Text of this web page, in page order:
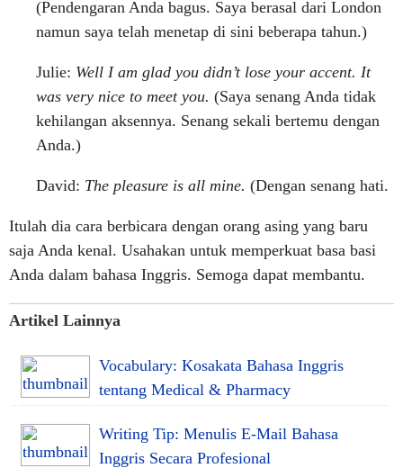
(Pendengaran Anda bagus. Saya berasal dari London
namun saya telah menetap di sini beberapa tahun.)
Julie: Well I am glad you didn’t lose your accent. It
was very nice to meet you. (Saya senang Anda tidak
kehilangan aksennya. Senang sekali bertemu dengan
Anda.)
David: The pleasure is all mine. (Dengan senang hati.
Itulah dia cara berbicara dengan orang asing yang baru
saja Anda kenal. Usahakan untuk memperkuat basa basi
Anda dalam bahasa Inggris. Semoga dapat membantu.
Artikel Lainnya
Vocabulary: Kosakata Bahasa Inggris
tentang Medical & Pharmacy
Writing Tip: Menulis E-Mail Bahasa
Inggris Secara Profesional